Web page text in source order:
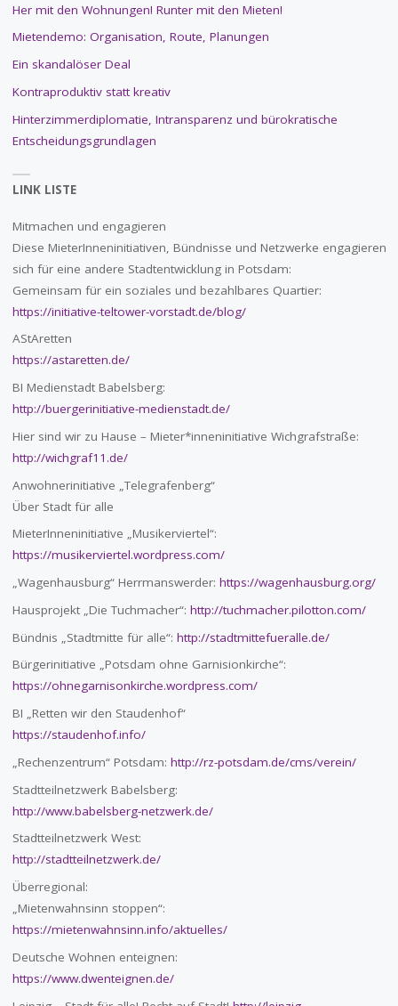
Her mit den Wohnungen! Runter mit den Mieten!
Mietendemo: Organisation, Route, Planungen
Ein skandalöser Deal
Kontraproduktiv statt kreativ
Hinterzimmerdiplomatie, Intransparenz und bürokratische
Entscheidungsgrundlagen
LINK LISTE
Mitmachen und engagieren
Diese MieterInneninitiativen, Bündnisse und Netzwerke engagieren
sich für eine andere Stadtentwicklung in Potsdam:
Gemeinsam für ein soziales und bezahlbares Quartier:
https://initiative-teltower-vorstadt.de/blog/
AStAretten
https://astaretten.de/
BI Medienstadt Babelsberg:
http://buergerinitiative-medienstadt.de/
Hier sind wir zu Hause – Mieter*inneninitiative Wichgrafstraße:
http://wichgraf11.de/
Anwohnerinitiative „Telegrafenberg“
Über Stadt für alle
MieterInneninitiative „Musikerviertel“:
https://musikerviertel.wordpress.com/
„Wagenhausburg“ Herrmanswerder: https://wagenhausburg.org/
Hausprojekt „Die Tuchmacher“: http://tuchmacher.pilotton.com/
Bündnis „Stadtmitte für alle“: http://stadtmittefueralle.de/
Bürgerinitiative „Potsdam ohne Garnisionkirche“:
https://ohnegarnisonkirche.wordpress.com/
BI „Retten wir den Staudenhof“
https://staudenhof.info/
„Rechenzentrum“ Potsdam: http://rz-potsdam.de/cms/verein/
Stadtteilnetzwerk Babelsberg:
http://www.babelsberg-netzwerk.de/
Stadtteilnetzwerk West:
http://stadtteilnetzwerk.de/
Überregional:
„Mietenwahnsinn stoppen“:
https://mietenwahnsinn.info/aktuelles/
Deutsche Wohnen enteignen:
https://www.dwenteignen.de/